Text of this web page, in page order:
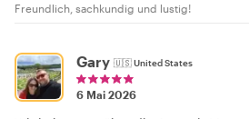
Freundlich, sachkundig und lustig!
Gary 🇺🇸United States
6 Mai 2026